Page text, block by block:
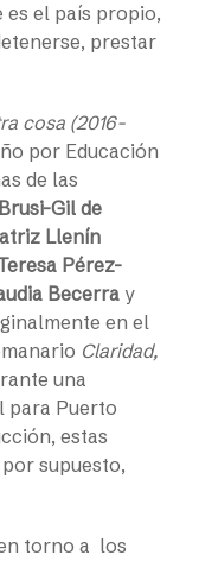
es el país propio,
prestar
cosa (2016-
por Educación
de las
Gil de
Llenín
Pérez-
Becerra y
en el
Claridad,
una
para Puerto
estas
supuesto,
torno a los